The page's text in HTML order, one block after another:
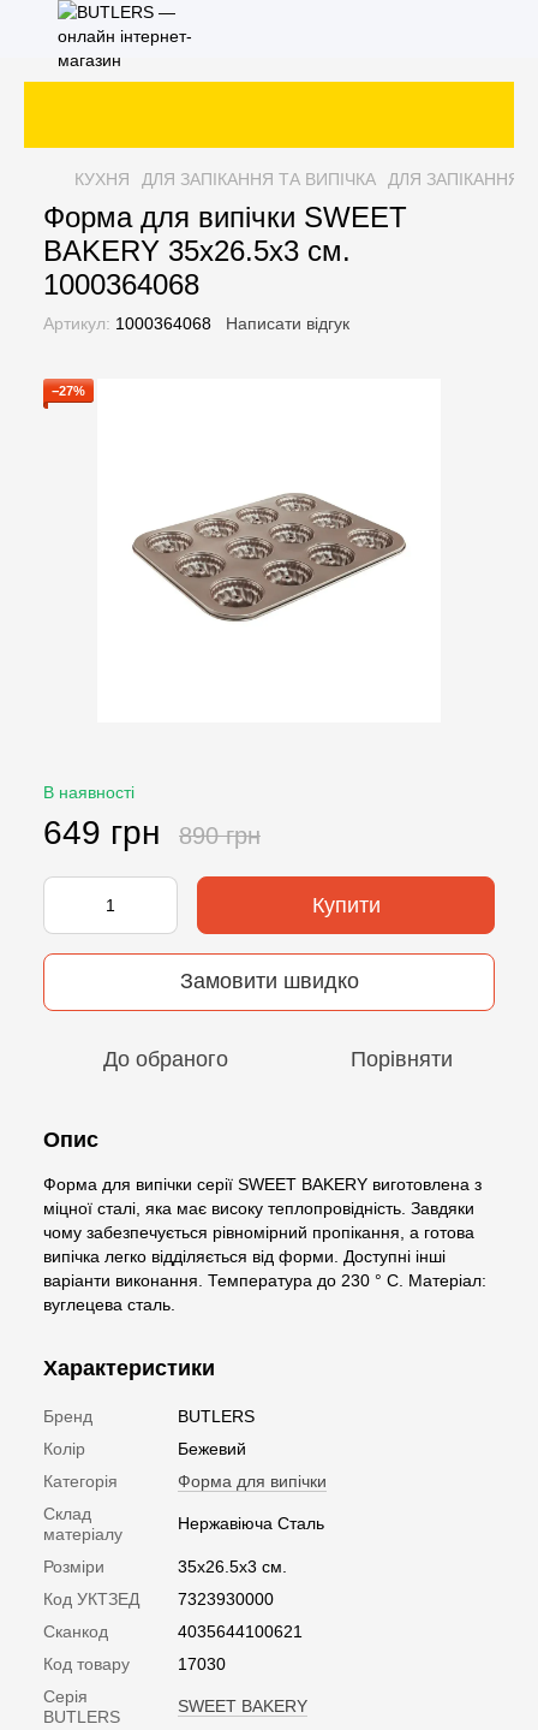
КУХНЯ ДЛЯ ЗАПІКАННЯ ТА ВИПІЧКА ДЛЯ ЗАПІКАННЯ
Форма для випічки SWEET
BAKERY 35х26.5х3 см.
1000364068
Артикул: 1000364068 Написати відгук
−27%
В наявності
649 грн 890 грн
Купити
Замовити швидко
До обраного Порівняти
Опис
Форма для випічки серії SWEET BAKERY виготовлена з
міцної сталі, яка має високу теплопровідність. Завдяки
чому забезпечується рівномірний пропікання, а готова
випічка легко відділяється від форми. Доступні інші
варіанти виконання. Температура до 230 ° C. Матеріал:
вуглецева сталь.
Характеристики
Бренд
BUTLERS
Колір
Бежевий
Категорія
Форма для випічки
Склад
матеріалу
Нержавіюча Сталь
Розміри
35х26.5х3 см.
Код УКТЗЕД
7323930000
Сканкод
4035644100621
Код товару
17030
Серія
BUTLERS
SWEET BAKERY